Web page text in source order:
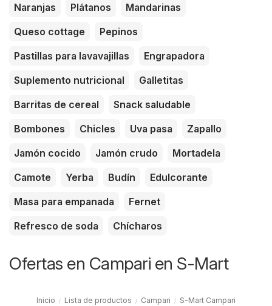
Naranjas
Plátanos
Mandarinas
Queso cottage
Pepinos
Pastillas para lavavajillas
Engrapadora
Suplemento nutricional
Galletitas
Barritas de cereal
Snack saludable
Bombones
Chicles Uva pasa
Zapallo
Jamón cocido
Jamón crudo
Mortadela
Camote
Yerba Budín
Edulcorante
Masa para empanada
Fernet
Refresco de soda
Chícharos
Ofertas en Campari en S-Mart
Inicio Lista de productos Campari S-Mart Campari